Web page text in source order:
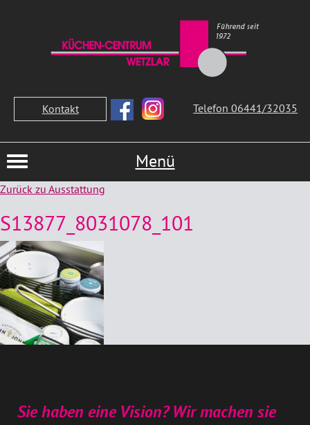
Kontakt Telefon 06441/32035
Menü
Zurück zu Ausstattung
S13877_8031078_101
Sie haben eine Vision? Wir machen sie